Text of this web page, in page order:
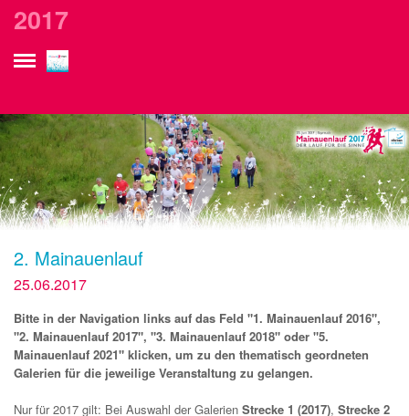
currurl: /gallery_de__2017.php?wpf_picgroup=117
2017
2. Mainauenlauf
25.06.2017
Bitte in der Navigation links auf das Feld "1. Mainauenlauf 2016",
"2. Mainauenlauf 2017", "3. Mainauenlauf 2018" oder "5.
Mainauenlauf 2021" klicken, um zu den thematisch geordneten
Galerien für die jeweilige Veranstaltung zu gelangen.
Nur für 2017 gilt: Bei Auswahl der Galerien Strecke 1 (2017), Strecke 2